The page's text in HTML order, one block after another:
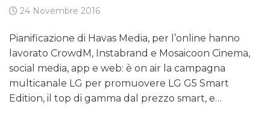
24 Novembre 2016
Pianificazione di Havas Media, per l’online hanno
lavorato CrowdM, Instabrand e Mosaicoon Cinema,
social media, app e web: è on air la campagna
multicanale LG per promuovere LG G5 Smart
Edition, il top di gamma dal prezzo smart, e…